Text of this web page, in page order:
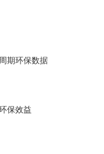
期环保数据
保效益